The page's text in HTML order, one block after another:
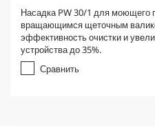
0
и
з
5
в
Насадка PW 30/1 для моющего
вращающимся щеточным
эффективность очистки и
устройства до 35%.
Сравнить